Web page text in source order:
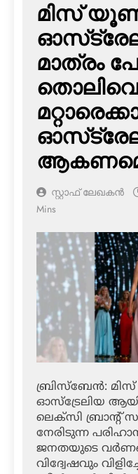
മിസ്
മാത്രം
സ്റ്റാഫ് ലേഖകൻ
Mins
ബ്രിസ്‌ബേന്‍:
ഓസ്‌ട്രേലിയ ആയി
ലെക്‌സി ബ്രാന്റ്
നേരിടുന്ന
ജനതയുടെ
വിദ്വേഷവും